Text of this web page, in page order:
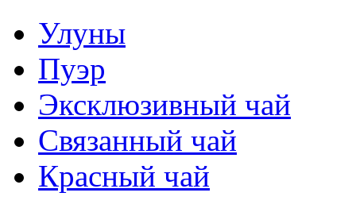
Улуны
Пуэр
Эксклюзивный чай
Связанный чай
Красный чай